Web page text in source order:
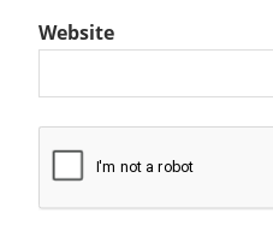
Website